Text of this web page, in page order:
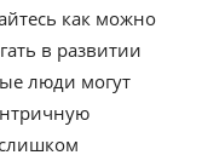
как можно
в развитии
люди могут